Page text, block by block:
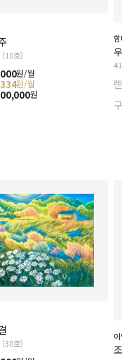
호)
원/월
원/월
원
호)